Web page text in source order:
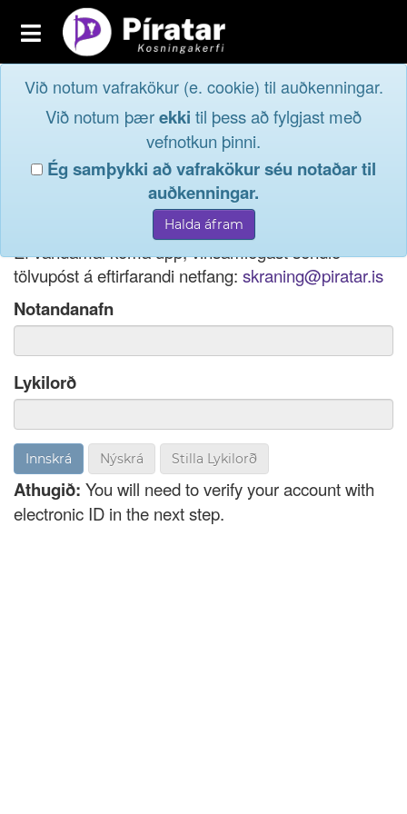
Toggle
navigation
Aðildarfélög
Innskrá
Við notum vafrakökur (e. cookie) til auðkenningar.
Við notum þærekki til þess að fylgjast með
vefnotkun þinni.
Ég samþykki að vafrakökur séu notaðar til
auðkenningar.
Innskráog taktu þátt í
lýðræðinu...
Ef þú hefur gleymt notendanafni þínu, þá má einnig
nota netfang eða kennitölu til innskráningar.
Ef vandamál koma upp, vinsamlegast sendið
tölvupóst á eftirfarandi netfang: skraning@piratar.is
Notandanafn
Lykilorð
Nýskrá Stilla Lykilorð
Athugið: You will need to verify your account with
electronic ID in the next step.